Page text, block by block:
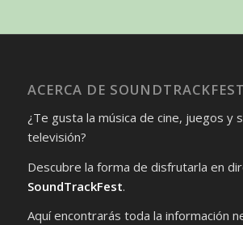
ACERCA DE SOUNDTRACKFEST
¿Te gusta la música de cine, juegos y
televisión?
Descubre la forma de disfrutarla en
SoundTrackFest.
Aquí encontrarás toda la información